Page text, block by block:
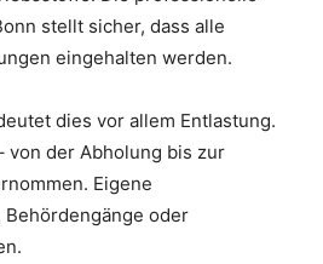
stellt sicher, dass alle
eingehalten werden.
dies vor allem Entlastung.
von der Abholung bis zur
Eigene
oder